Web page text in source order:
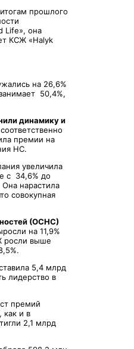
прошлого
Life», она
КСЖ «Halyk
на 26,6%
50,4%,
динамику и
премии на
НС.
увеличила
с 34,6% до
нарастила
совокупная
(ОСНС)
на 11,9%
росли выше
5,4 млрд
лидерство в
премий
как и в
2,1 млрд